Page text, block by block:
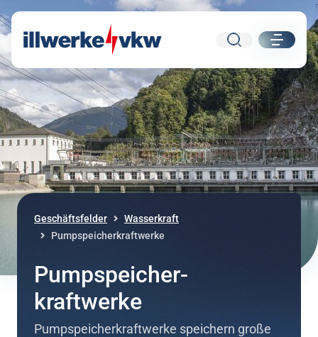
Direkt zum Inhalt
Direkt zur Navigation
Suche
Geschäftsfelder
Wasserkraft
Pumpspeicherkraftwerke
Pumpspeicher­
kraftwerke
Pumpspeicherkraftwerke speichern große